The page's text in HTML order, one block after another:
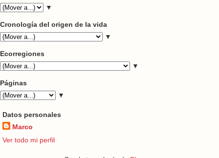
▼
Cronología del origen de la vida
▼
Ecorregiones
▼
Páginas
▼
Datos personales
Marco
Ver todo mi perfil